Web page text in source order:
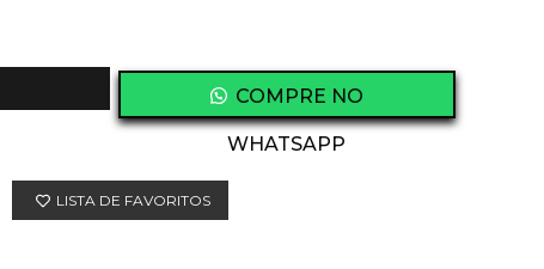
COMPRE NO
WHATSAPP
LISTA DE FAVORITOS